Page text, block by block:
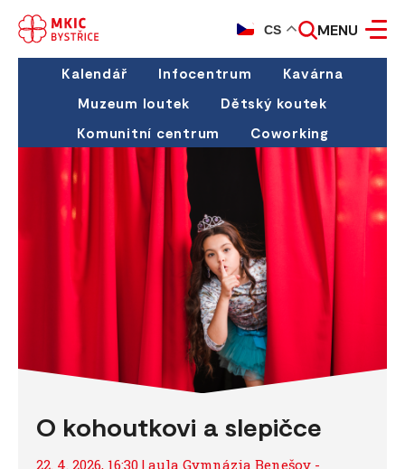
CS MENU
Kalendář Infocentrum
Kavárna
Muzeum loutek
Dětský koutek
Komunitní centrum
Coworking
O kohoutkovi a slepičce
22. 4. 2026, 16:30 | aula Gymnázia Benešov -